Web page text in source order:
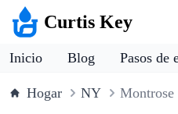
Curtis Key
Inicio Blog Pasos de
Hogar NY Montrose